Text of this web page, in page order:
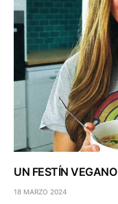
UN FESTÍN VEGANO
18 MARZO 2024